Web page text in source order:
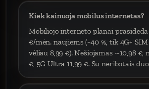
Kiek kainuoja mobilus internetas?
Mobiliojo interneto planai prasideda
€/mėn. naujiems (−40 %, tik 4G+
vėliau 8,99 €). Nešiojamas ~10,98 €,
€, 5G Ultra 11,99 €. Su neribotais